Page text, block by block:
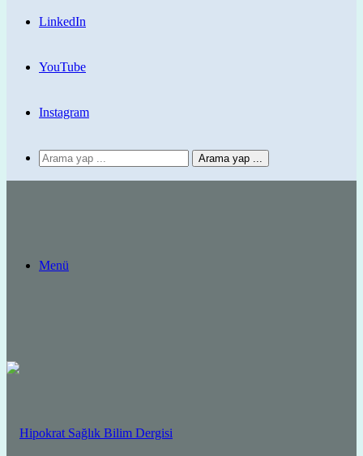
LinkedIn
YouTube
Instagram
Arama yap ...
Menü